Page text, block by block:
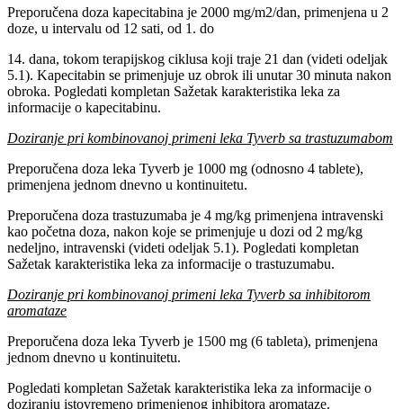
Preporučena doza kapecitabina je 2000 mg/m2/dan, primenjena u 2
doze, u intervalu od 12 sati, od 1. do
14. dana, tokom terapijskog ciklusa koji traje 21 dan (videti odeljak
5.1). Kapecitabin se primenjuje uz obrok ili unutar 30 minuta nakon
obroka. Pogledati kompletan Sažetak karakteristika leka za
informacije o kapecitabinu.
Doziranje pri kombinovanoj primeni leka Tyverb sa trastuzumabom
Preporučena doza leka Tyverb je 1000 mg (odnosno 4 tablete),
primenjena jednom dnevno u kontinuitetu.
Preporučena doza trastuzumaba je 4 mg/kg primenjena intravenski
kao početna doza, nakon koje se primenjuje u dozi od 2 mg/kg
nedeljno, intravenski (videti odeljak 5.1). Pogledati kompletan
Sažetak karakteristika leka za informacije o trastuzumabu.
Doziranje pri kombinovanoj primeni leka Tyverb sa inhibitorom
aromataze
Preporučena doza leka Tyverb je 1500 mg (6 tableta), primenjena
jednom dnevno u kontinuitetu.
Pogledati kompletan Sažetak karakteristika leka za informacije o
doziranju istovremeno primenjenog inhibitora aromataze.